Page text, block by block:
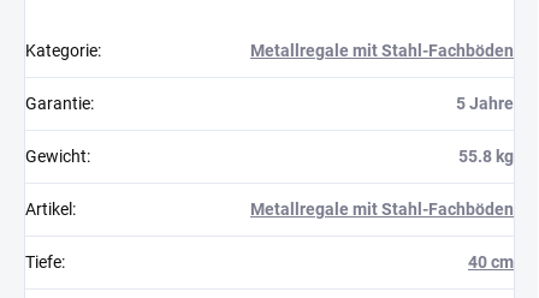
Kategorie: Metallregale mit Stahl-Fachböden
Garantie: 5 Jahre
Gewicht: 55.8 kg
Artikel : Metallregale mit Stahl-Fachböden
Tiefe: 40 cm